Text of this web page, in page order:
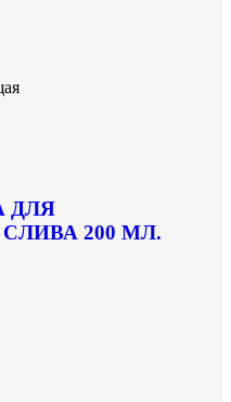
ДЛЯ
200 МЛ.